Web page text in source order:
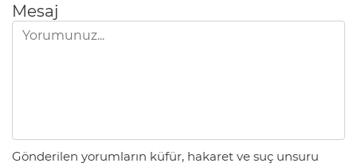
Mesaj
Gönderilen yorumların küfür, hakaret ve suç unsuru